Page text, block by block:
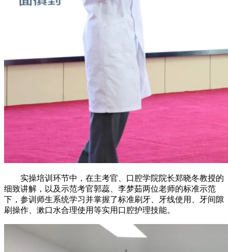
实操培训环节中，在主考官、口腔学院院长郑晓冬教授的
细致讲解，以及示范考官郭蕊、李梦茹两位老师的标准示范
下，参训师生系统学习并掌握了标准刷牙、牙线使用、牙间隙
刷操作、漱口水合理使用等实用口腔护理技能。